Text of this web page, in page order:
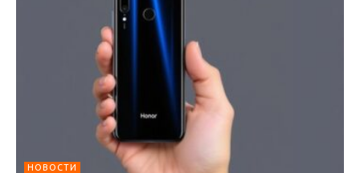
НОВОСТИ